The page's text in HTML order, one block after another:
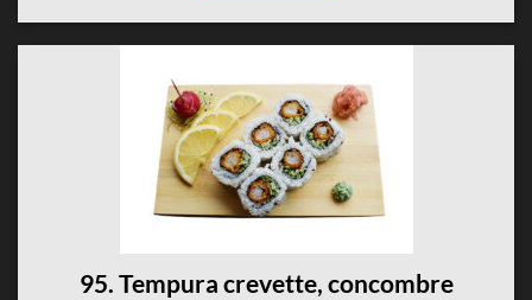
95. Tempura crevette, concombre